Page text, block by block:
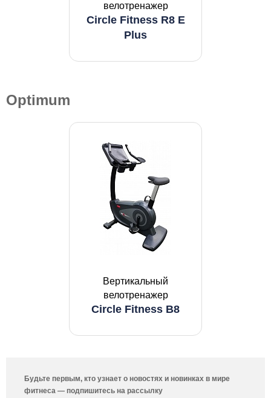
велотренажер
Circle Fitness R8 E
Plus
Optimum
Вертикальный
велотренажер
Circle Fitness B8
Будьте первым, кто узнает о новостях и новинках в мире
фитнеса — подпишитесь на рассылку